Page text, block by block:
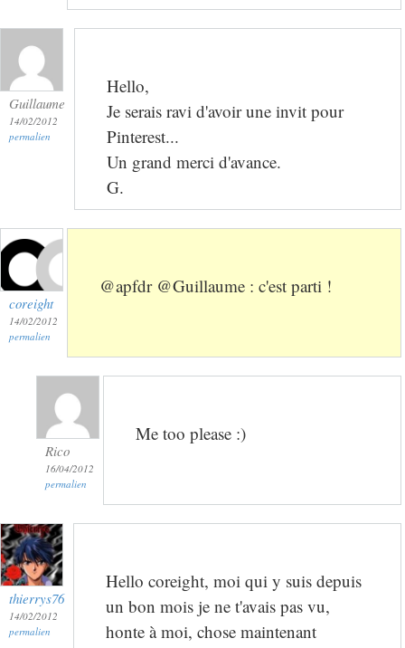
Guillaume
14/02/2012
permalien
Hello,
Je serais ravi d'avoir une invit pour
Pinterest...
Un grand merci d'avance.
G.
coreight
14/02/2012
permalien
@apfdr @Guillaume : c'est parti !
Rico
16/04/2012
permalien
Me too please :)
thierrys76
14/02/2012
permalien
Hello coreight, moi qui y suis depuis
un bon mois je ne t'avais pas vu,
honte à moi, chose maintenant